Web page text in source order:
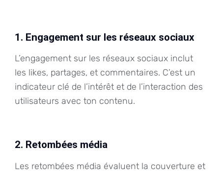
1. Engagement sur les réseaux sociaux
L’engagement sur les réseaux sociaux inclut
les likes, partages, et commentaires. C’est un
indicateur clé de l’intérêt et de l’interaction des
utilisateurs avec ton contenu.
2. Retombées média
Les retombées média évaluent la couverture et